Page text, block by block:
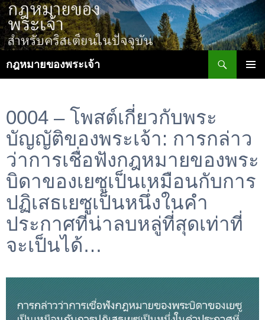
ข้าม
ไป
ยัง
กฎหมายของพระเจ้า
0004 – โพสต์เกี่ยวกับพระ
บัญญัติของพระเจ้า: การกล่าว
ว่าการเชื่อฟังกฎหมายของพระ
บิดาของเยซูเป็นเหมือนกับการ
ปฏิเสธเยซูเป็นหนึ่งในคำ
ประกาศที่น่าลบหลู่ที่สุดเท่าที่
จะเป็นได้…